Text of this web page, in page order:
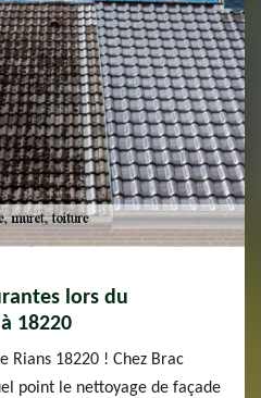
lors du
18220
Rians 18220 ! Chez Brac
point le nettoyage de façade